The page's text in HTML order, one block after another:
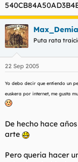
Puta rata
22 Sep 2005
Yo debo decir que entiendo un
euskera por internet, me gusta
De hecho hace
arte
Pero queria hacer